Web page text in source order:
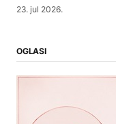
23. jul 2026.
OGLASI